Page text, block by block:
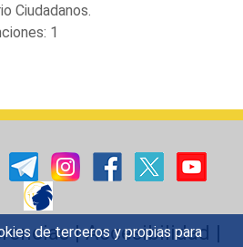
de terceros y propias para
Ciudadanos.
1
|Accesibilidad |